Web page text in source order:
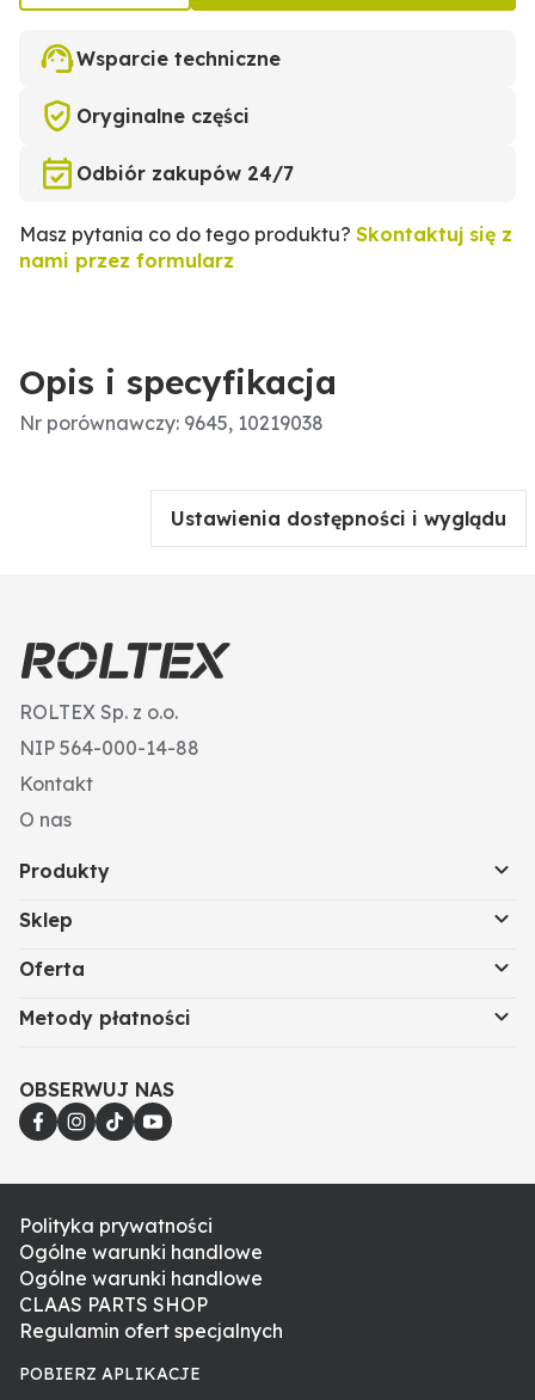
Wsparcie techniczne
Oryginalne części
Odbiór zakupów 24/7
Masz pytania co do tego produktu? Skontaktuj się z
nami przez formularz
Opis i specyfikacja
Nr porównawczy: 9645, 10219038
Ustawienia dostępności i wyglądu
ROLTEX Sp. z o.o.
NIP 564-000-14-88
Kontakt
O nas
Produkty
Sklep
Oferta
Metody płatności
OBSERWUJ NAS
Polityka prywatności
Ogólne warunki handlowe
Ogólne warunki handlowe
CLAAS PARTS SHOP
Regulamin ofert specjalnych
POBIERZ APLIKACJE